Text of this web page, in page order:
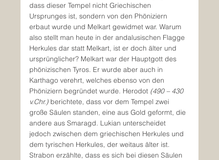
dass dieser Tempel nicht Griechischen
Ursprunges ist, sondern von den Phöniziern
erbaut wurde und Melkart gewidmet war. Warum
also stellt man heute in der andalusischen Flagge
Herkules dar statt Melkart, ist er doch älter und
ursprünglicher? Melkart war der Hauptgott des
phönizischen Tyros. Er wurde aber auch in
Karthago verehrt, welches ebenso von den
Phöniziern begründet wurde. Herodot (490 – 430
v.Chr.) berichtete, dass vor dem Tempel zwei
große Säulen standen, eine aus Gold geformt, die
andere aus Smaragd. Lukian unterscheidet
jedoch zwischen dem griechischen Herkules und
dem tyrischen Herkules, der weitaus älter ist.
Strabon erzählte, dass es sich bei diesen Säulen